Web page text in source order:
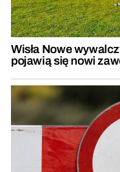
Wisła Nowe
pojawią się nowi